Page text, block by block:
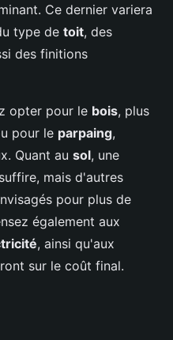
Ce dernier variera
type de toit, des
des finitions
opter pour le bois, plus
pour le parpaing,
Quant au sol, une
mais d'autres
pour plus de
également aux
, ainsi qu'aux
sur le coût final.